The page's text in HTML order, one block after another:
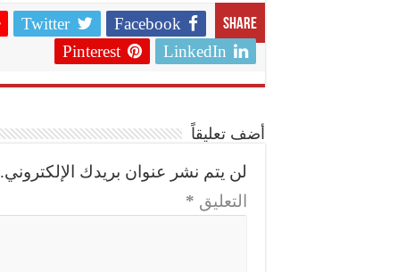
Share
Facebook
Twitter
LinkedIn
Pinterest
أضف تعليقاً
لن يتم نشر عنوان بريدك الإلكتروني.
التعليق *